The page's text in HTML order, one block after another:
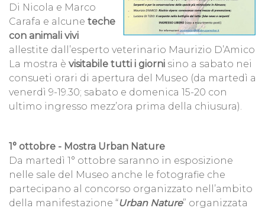
Di Nicola e Marco
Carafa e alcune teche
con animali vivi
allestite dall’esperto veterinario Maurizio D’Amico
La mostra è visitabile tutti i giorni sino a sabato nei
consueti orari di apertura del Museo (da martedì a
venerdì 9-19.30; sabato e domenica 15-20 con
ultimo ingresso mezz’ora prima della chiusura).
1° ottobre - Mostra Urban Nature
Da martedì 1° ottobre saranno in esposizione
nelle sale del Museo anche le fotografie che
partecipano al concorso organizzato nell’ambito
della manifestazione “Urban Nature” organizzata